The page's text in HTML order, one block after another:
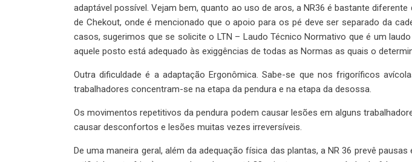
adaptável possível. Vejam bem, quanto ao uso de aros, a NR36 é bastante
de Chekout, onde é mencionado que o apoio para os pé deve ser separado da
casos, sugerimos que se solicite o LTN – Laudo Técnico Normativo que é um
aquele posto está adequado às exiggências de todas as Normas as quais o
Outra dificuldade é a adaptação Ergonômica. Sabe-se que nos frigoríficos
trabalhadores concentram-se na etapa da pendura e na etapa da desossa.
Os movimentos repetitivos da pendura podem causar lesões em alguns
causar desconfortos e lesões muitas vezes irreversíveis.
De uma maneira geral, além da adequação física das plantas, a NR 36 prevê